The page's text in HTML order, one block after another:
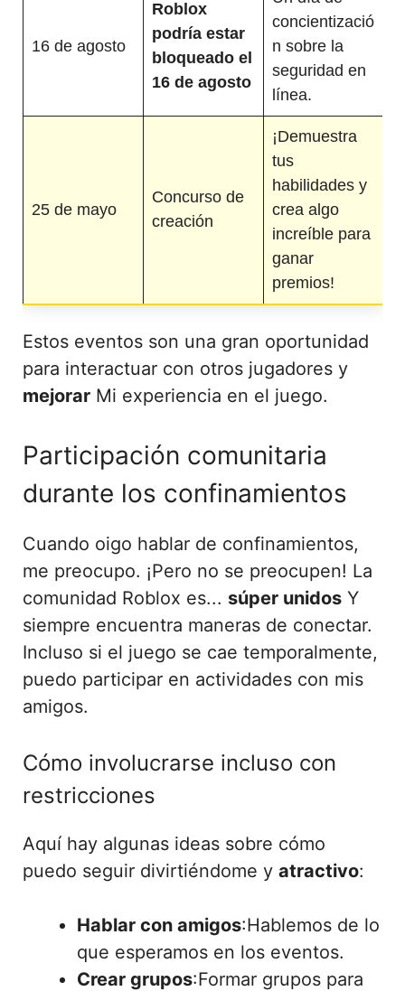
16 de agosto
Roblox
podría estar
bloqueado el
16 de agosto
concientizació
n sobre la
seguridad en
línea.
25 de mayo
Concurso de
creación
¡Demuestra
tus
habilidades y
crea algo
increíble para
ganar
premios!
Estos eventos son una gran oportunidad
para interactuar con otros jugadores y
mejorar Mi experiencia en el juego.
Participación comunitaria
durante los confinamientos
Cuando oigo hablar de confinamientos,
me preocupo. ¡Pero no se preocupen! La
comunidad Roblox es... súper unidos Y
siempre encuentra maneras de conectar.
Incluso si el juego se cae temporalmente,
puedo participar en actividades con mis
amigos.
Cómo involucrarse incluso con
restricciones
Aquí hay algunas ideas sobre cómo
puedo seguir divirtiéndome y atractivo:
Hablar con amigos:Hablemos de lo
que esperamos en los eventos.
Crear grupos:Formar grupos para